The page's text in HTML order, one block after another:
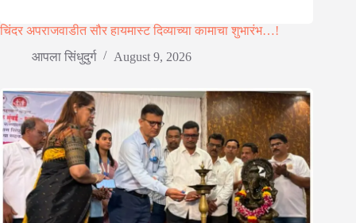
चिंदर अपराजवाडीत सौर हायमास्ट दिव्याच्या कामाचा शुभारंभ…!
आपला सिंधुदुर्ग
August 9, 2026